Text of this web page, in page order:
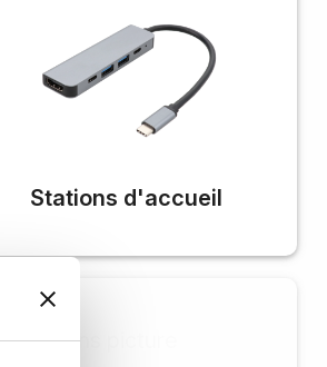
Stations d'accueil